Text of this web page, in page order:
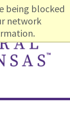
being blocked
network